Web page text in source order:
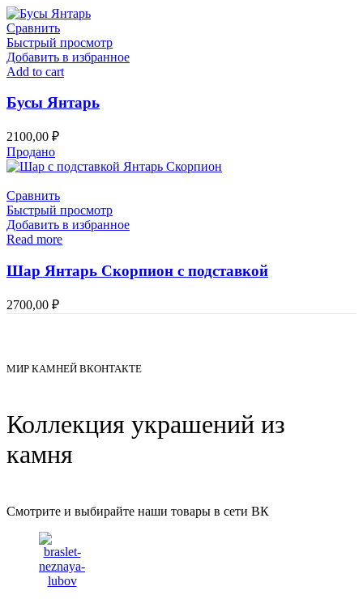
Сравнить
Быстрый просмотр
Добавить в избранное
Add to cart
Бусы Янтарь
2100,00 ₽
Продано
Сравнить
Быстрый просмотр
Добавить в избранное
Read more
Шар Янтарь Скорпион с подставкой
2700,00 ₽
МИР КАМНЕЙ ВКОНТАКТЕ
Коллекция украшений из
камня
Смотрите и выбирайте наши товары в сети ВК